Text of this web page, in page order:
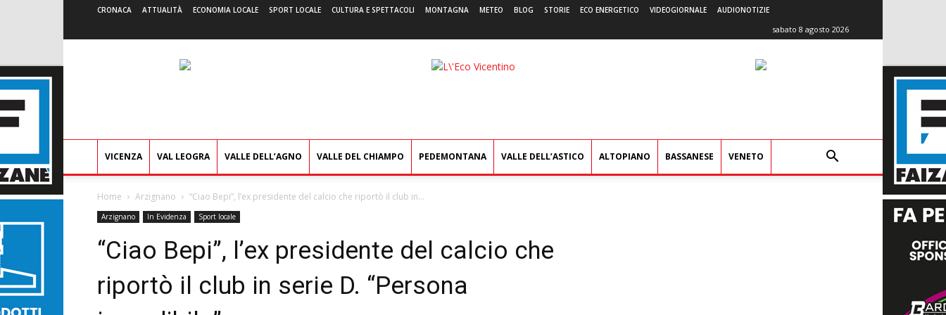
CRONACA ATTUALITÀ ECONOMIA LOCALE SPORT LOCALE CULTURA E SPETTACOLI MONTAGNA METEO BLOG STORIE ECO ENERGETICO VIDEOGIORNALE AUDIONOTIZIE
sabato 8 agosto 2026
L'Eco
VICENZA VAL LEOGRA VALLE DELL’AGNO VALLE DEL CHIAMPO PEDEMONTANA VALLE DELL’ASTICO ALTOPIANO BASSANESE VENETO
Home Arzignano “Ciao Bepi”, l’ex presidente del calcio che riportò il club in...
Arzignano In Evidenza Sport locale
“Ciao Bepi”, l’ex presidente del calcio che
riportò il club in serie D. “Persona